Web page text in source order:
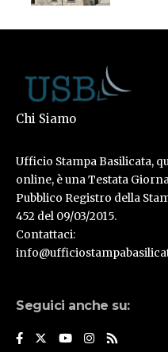
Chi Siamo
Ufficio Stampa Basilicata,
online, è una Testata
Pubblico Registro della
452 del 09/03/2015.
Contattaci:
Seguici anche su: